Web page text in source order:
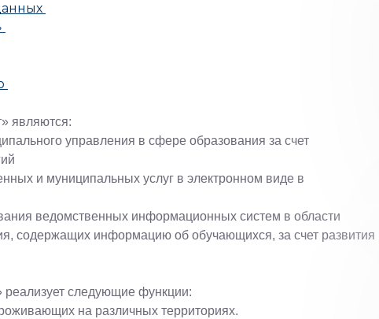
являются:
управления в сфере образования за счет
и муниципальных услуг в электронном виде в
ведомственных информационных систем в области
содержащих информацию об обучающихся, за счет развития
следующие функции:
на различных территориях.